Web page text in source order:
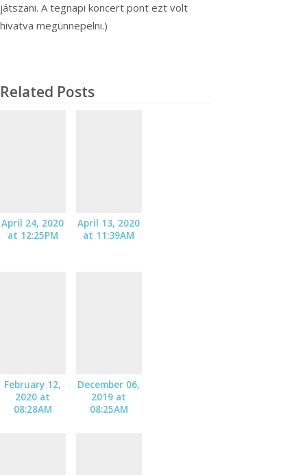
játszani. A tegnapi koncert pont ezt volt
hivatva megünnepelni.)
Related Posts
April 24, 2020
at 12:25PM
April 13, 2020
at 11:39AM
February 12,
2020 at
08:28AM
December 06,
2019 at
08:25AM